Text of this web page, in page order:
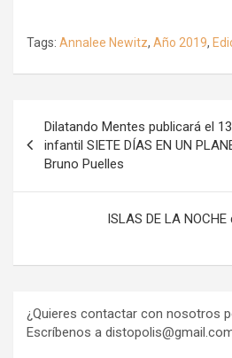
Tags: Annalee Newitz, Año 2019,
de
entradas
Dilatando Mentes publicará el
infantil SIETE DÍAS EN UN
Bruno Puelles
ISLAS DE LA
¿Quieres contactar con nosotros
Escríbenos a